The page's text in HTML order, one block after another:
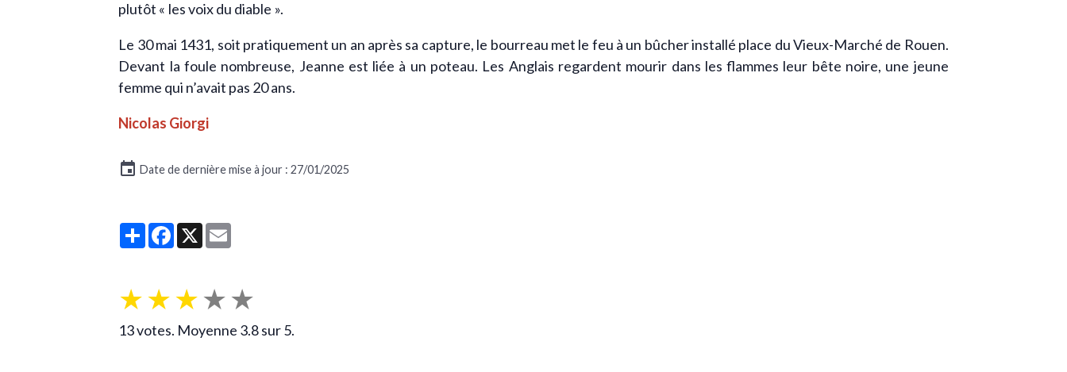
plutôt « les voix du diable ».
Le 30 mai 1431, soit pratiquement un an après sa capture, le bourreau met le feu à un bûcher installé place du Vieux-Marché de Rouen.
Devant la foule nombreuse, Jeanne est liée à un poteau. Les Anglais regardent mourir dans les flammes leur bête noire, une jeune
femme qui n’avait pas 20 ans.
Nicolas Giorgi
Date de dernière mise à jour : 27/01/2025
PartagerFacebook
X
★★★★★
13votes. Moyenne 3.8sur 5.